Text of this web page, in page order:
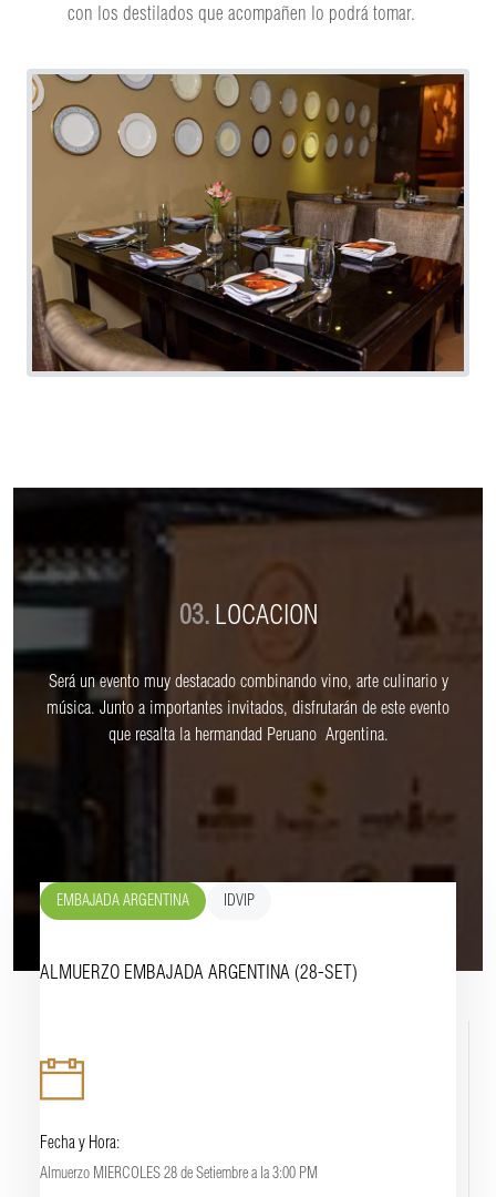
con los destilados que acompañen lo podrá tomar.
03.LOCACION
Será un evento muy destacado combinando vino, arte culinario y
música. Junto a importantes invitados, disfrutarán de este evento
que resalta la hermandad Peruano  Argentina.
EMBAJADA ARGENTINA IDVIP
ALMUERZO EMBAJADA ARGENTINA (28-SET)
Fecha y Hora:
Almuerzo MIERCOLES 28 de Setiembre a la 3:00 PM